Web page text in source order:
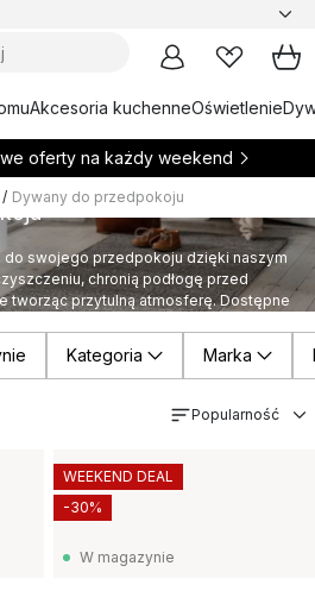
Akcesoria kuchenneOświetlenie
oferty na każdy weekend
/ Dywany do przedpokoju
do swojego przedpokoju dzięki naszym
chronią podłogę przed
tworząc przytulną atmosferę. Dostępne
Kategoria Marka
Popularność
W magazynie
WEEKEND DEAL
-30%